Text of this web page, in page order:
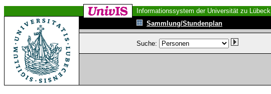
Informationssystem der Universität zu Lübeck
Sammlung/Stundenplan
Suche: